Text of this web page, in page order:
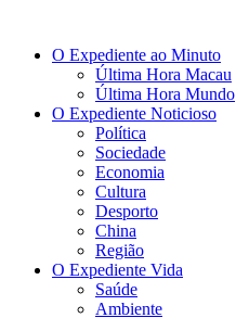
O Expediente ao Minuto
Última Hora Macau
Última Hora Mundo
O Expediente Noticioso
Política
Sociedade
Economia
Cultura
Desporto
China
Região
O Expediente Vida
Saúde
Ambiente